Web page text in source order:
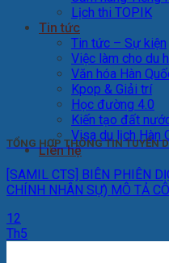
Lịch thi TOPIK
Tin tức
Tin tức – Sự kiện
Việc làm cho du
Văn hóa Hàn
Kpop & Giải trí
Học đường 4.0
Kiến tạo đất
Visa du lịch Hàn
Liên hệ
TỔNG HỢP THÔNG TIN TUYỂN
[SAMIL CTS] BIÊN PHIÊN
CHÍNH NHÂN SỰ) MÔ TẢ
12
Th5